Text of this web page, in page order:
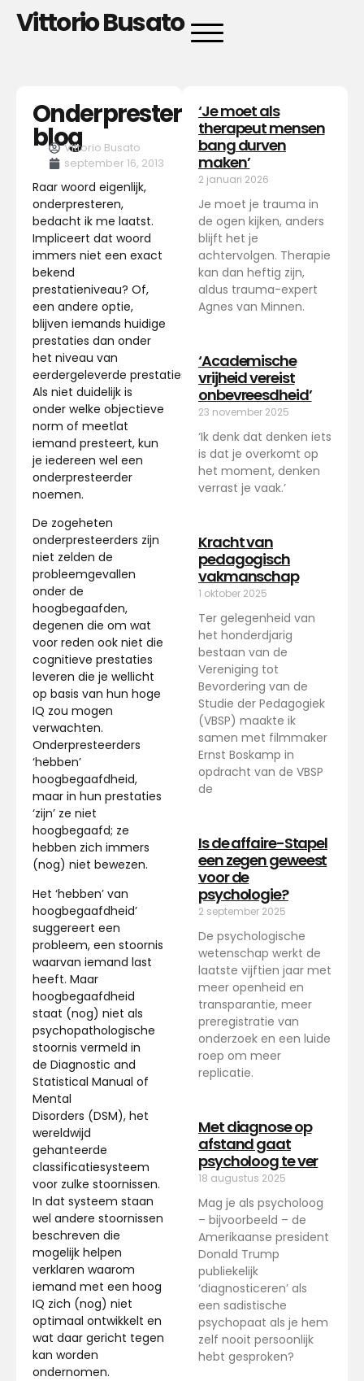
Vittorio Busato
Onderpresteren
blogVittorio Busato
september 16, 2013
Raar woord eigenlijk,
onderpresteren,
bedacht ik me laatst.
Impliceert dat woord
immers niet een exact
bekend
prestatieniveau? Of,
een andere optie,
blijven iemands huidige
prestaties dan onder
het niveau van
eerdergeleverde prestaties?
Als niet duidelijk is
onder welke objectieve
norm of meetlat
iemand presteert, kun
je iedereen wel een
onderpresteerder
noemen.
De zogeheten
onderpresteerders zijn
niet zelden de
probleemgevallen
onder de
hoogbegaafden,
degenen die om wat
voor reden ook niet die
cognitieve prestaties
leveren die je wellicht
op basis van hun hoge
IQ zou mogen
verwachten.
Onderpresteerders
‘hebben’
hoogbegaafdheid,
maar in hun prestaties
‘zijn’ ze niet
hoogbegaafd; ze
hebben zich immers
(nog) niet bewezen.
Het ‘hebben’ van
hoogbegaafdheid’
suggereert een
probleem, een stoornis
waarvan iemand last
heeft. Maar
hoogbegaafdheid
staat (nog) niet als
psychopathologische
stoornis vermeld in
de Diagnostic and
Statistical Manual of
Mental
Disorders (DSM), het
wereldwijd
gehanteerde
classificatiesysteem
voor zulke stoornissen.
In dat systeem staan
wel andere stoornissen
beschreven die
mogelijk helpen
verklaren waarom
iemand met een hoog
IQ zich (nog) niet
optimaal ontwikkelt en
wat daar gericht tegen
kan worden
ondernomen.
‘Je moet als
therapeut mensen
bang durven
maken’
2 januari 2026
Je moet je trauma in
de ogen kijken, anders
blijft het je
achtervolgen. Therapie
kan dan heftig zijn,
aldus trauma-expert
Agnes van Minnen.
‘Academische
vrijheid vereist
onbevreesdheid’
23 november 2025
‘Ik denk dat denken iets
is dat je overkomt op
het moment, denken
verrast je vaak.’
Kracht van
pedagogisch
vakmanschap
1 oktober 2025
Ter gelegenheid van
het honderdjarig
bestaan van de
Vereniging tot
Bevordering van de
Studie der Pedagogiek
(VBSP) maakte ik
samen met filmmaker
Ernst Boskamp in
opdracht van de VBSP
de
Is de affaire-Stapel
een zegen geweest
voor de
psychologie?
2 september 2025
De psychologische
wetenschap werkt de
laatste vijftien jaar met
meer openheid en
transparantie, meer
preregistratie van
onderzoek en een luide
roep om meer
replicatie.
Met diagnose op
afstand gaat
psycholoog te ver
18 augustus 2025
Mag je als psycholoog
– bijvoorbeeld – de
Amerikaanse president
Donald Trump
publiekelijk
‘diagnosticeren’ als
een sadistische
psychopaat als je hem
zelf nooit persoonlijk
hebt gesproken?